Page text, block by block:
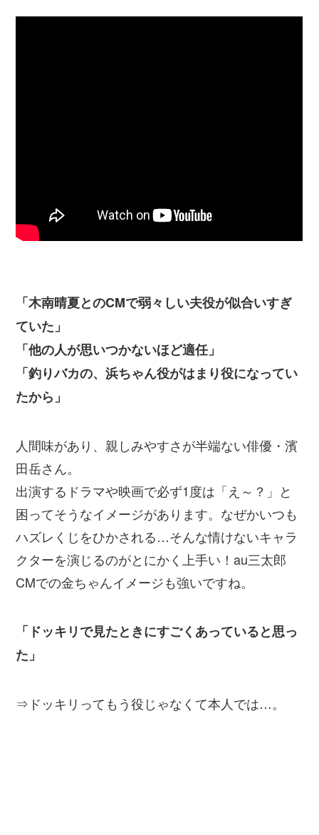
「木南晴夏とのCMで弱々しい夫役が似合いすぎ
ていた」
「他の人が思いつかないほど適任」
「釣りバカの、浜ちゃん役がはまり役になってい
たから」
人間味があり、親しみやすさが半端ない俳優・濱
田岳さん。
出演するドラマや映画で必ず1度は「え～？」と
困ってそうなイメージがあります。なぜかいつも
ハズレくじをひかされる…そんな情けないキャラ
クターを演じるのがとにかく上手い！au三太郎
CMでの金ちゃんイメージも強いですね。
「ドッキリで見たときにすごくあっていると思っ
た」
⇒ドッキリってもう役じゃなくて本人では…。